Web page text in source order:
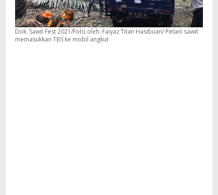
Dok. Sawit Fest 2021/Foto oleh: Faiyaz Titan Hasibuan/ Petani sawit
memasukkan TBS ke mobil angkut